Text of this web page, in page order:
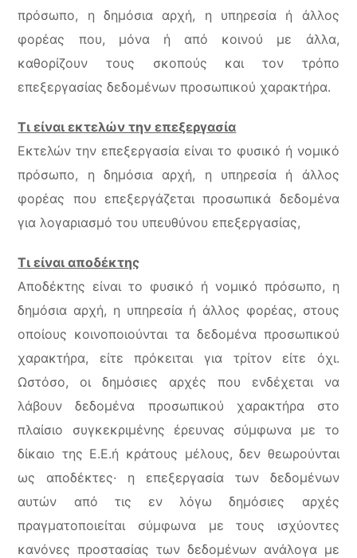
πρόσωπο, η δημόσια αρχή, η υπηρεσία ή άλλος
φορέας που, μόνα ή από κοινού με άλλα,
καθορίζουν τους σκοπούς και τον τρόπο
επεξεργασίας δεδομένων προσωπικού χαρακτήρα.
Τι είναι εκτελών την επεξεργασία
Εκτελών την επεξεργασία είναι το φυσικό ή νομικό
πρόσωπο, η δημόσια αρχή, η υπηρεσία ή άλλος
φορέας που επεξεργάζεται προσωπικά δεδομένα
για λογαριασμό του υπευθύνου επεξεργασίας,
Τι είναι αποδέκτης
Αποδέκτης είναι το φυσικό ή νομικό πρόσωπο, η
δημόσια αρχή, η υπηρεσία ή άλλος φορέας, στους
οποίους κοινοποιούνται τα δεδομένα προσωπικού
χαρακτήρα, είτε πρόκειται για τρίτον είτε όχι.
Ωστόσο, οι δημόσιες αρχές που ενδέχεται να
λάβουν δεδομένα προσωπικού χαρακτήρα στο
πλαίσιο συγκεκριμένης έρευνας σύμφωνα με το
δίκαιο της Ε.Ε.ή κράτους μέλους, δεν θεωρούνται
ως αποδέκτες· η επεξεργασία των δεδομένων
αυτών από τις εν λόγω δημόσιες αρχές
πραγματοποιείται σύμφωνα με τους ισχύοντες
κανόνες προστασίας των δεδομένων ανάλογα με